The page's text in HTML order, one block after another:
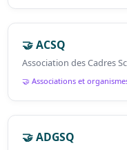
🤝 ACSQ
Association des Cadres
🤝 Associations et
🤝 ADGSQ